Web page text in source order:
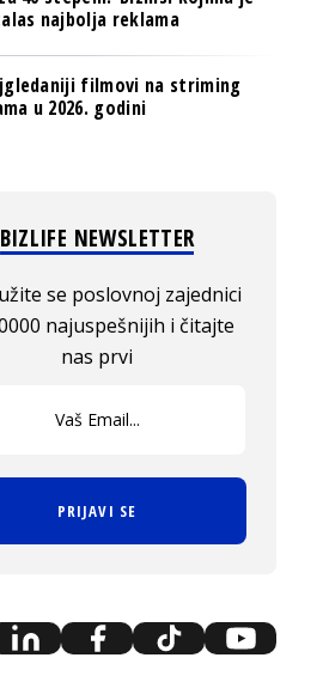
najbolja reklama
filmovi na striming
u 2026. godini
BIZLIFE NEWSLETTER
se poslovnoj zajednici
najuspešnijih i čitajte
nas prvi
PRIJAVI SE